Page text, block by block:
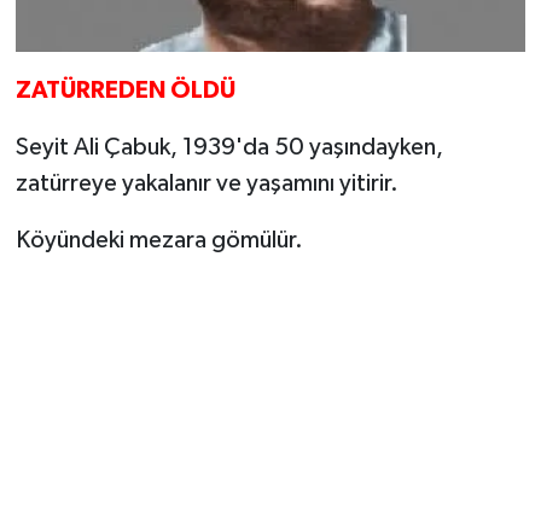
ZATÜRREDEN ÖLDÜ
Seyit Ali Çabuk, 1939'da 50 yaşındayken,
zatürreye yakalanır ve yaşamını yitirir.
Köyündeki mezara gömülür.